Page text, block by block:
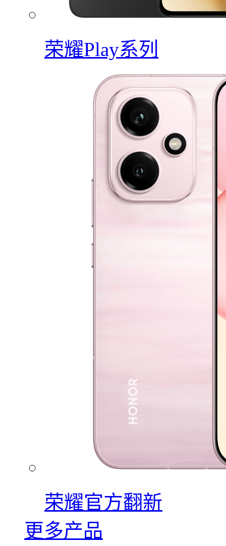
荣耀Play系列
荣耀官方翻新
更多产品